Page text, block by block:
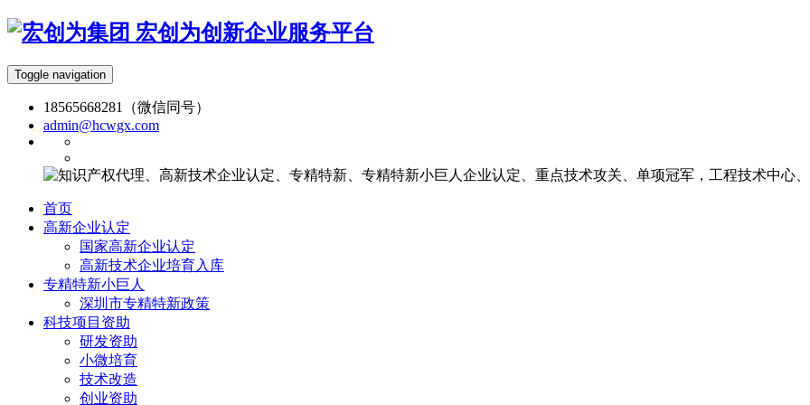
宏创为创新企业服务平台
Toggle navigation
18565668281（微信同号）
admin@hcwgx.com
首页
高新企业认定
国家高新企业认定
高新技术企业培育入库
专精特新小巨人
深圳市专精特新政策
科技项目资助
研发资助
小微培育
技术改造
创业资助